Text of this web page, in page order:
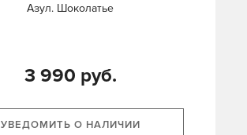
Азул. Шоколатье
3 990 руб.
УВЕДОМИТЬ О НАЛИЧИИ